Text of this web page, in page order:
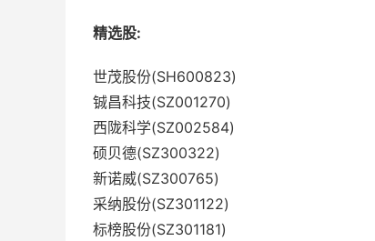
精选股:
世茂股份(SH600823)
铖昌科技(SZ001270)
西陇科学(SZ002584)
硕贝德(SZ300322)
新诺威(SZ300765)
采纳股份(SZ301122)
标榜股份(SZ301181)